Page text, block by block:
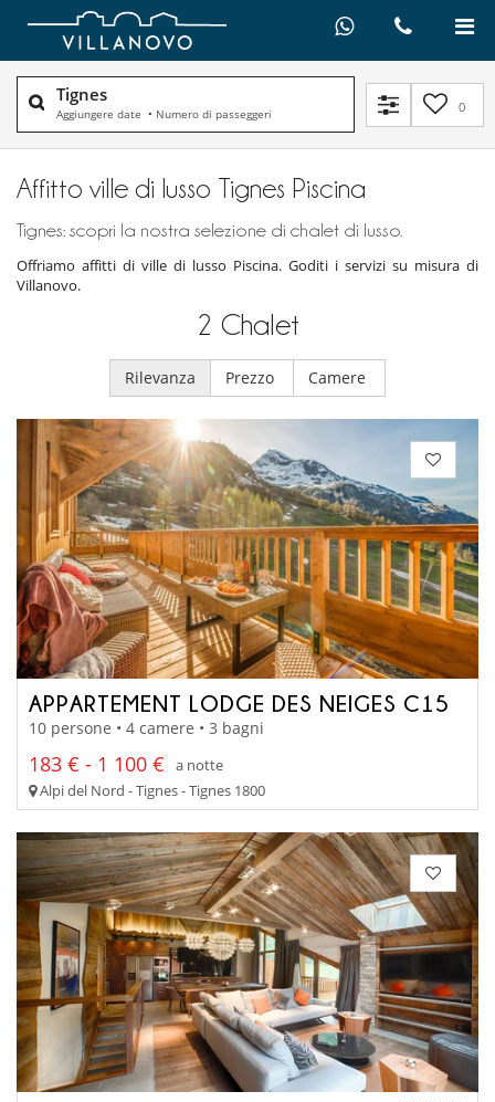
Tignes
Aggiungere date • Numero di passeggeri 0
Affitto ville di lusso Tignes Piscina
Tignes: scopri la nostra selezione di chalet di lusso.
Offriamo affitti di ville di lusso Piscina. Goditi i servizi su misura di
Villanovo.
2 Chalet
Rilevanza Prezzo Camere
APPARTEMENT LODGE DES NEIGES C15
10 persone • 4 camere • 3 bagni
183 € - 1 100 €
a notte
Alpi del Nord - Tignes - Tignes 1800